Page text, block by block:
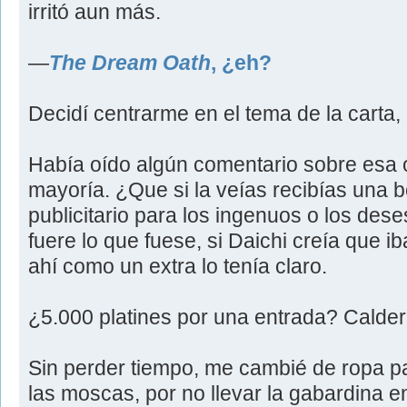
irritó aun más.
―The Dream Oath, ¿eh?
Decidí centrarme en el tema de la
Había oído algún comentario sobre
mayoría. ¿Que si la veías recibías una
publicitario para los ingenuos o los
fuere lo que fuese, si Daichi creía que
ahí como un extra lo tenía claro.
¿5.000 platines por una entrada?
Sin perder tiempo, me cambié de ropa
las moscas, por no llevar la gabardina